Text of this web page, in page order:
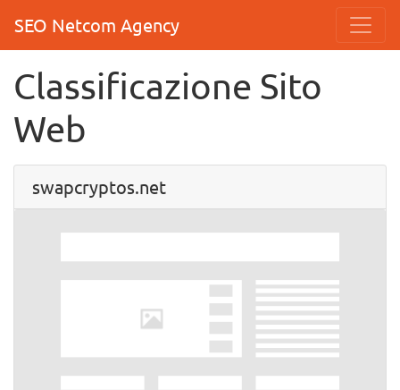
SEO Netcom Agency
Classificazione Sito
Web
swapcryptos.net